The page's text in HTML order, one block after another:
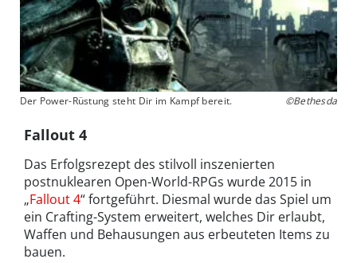
Der Power-Rüstung steht Dir im Kampf bereit. ©Bethesda
Fallout 4
Das Erfolgsrezept des stilvoll inszenierten
postnuklearen Open-World-RPGs wurde 2015 in
„Fallout 4“ fortgeführt. Diesmal wurde das Spiel um
ein Crafting-System erweitert, welches Dir erlaubt,
Waffen und Behausungen aus erbeuteten Items zu
bauen.